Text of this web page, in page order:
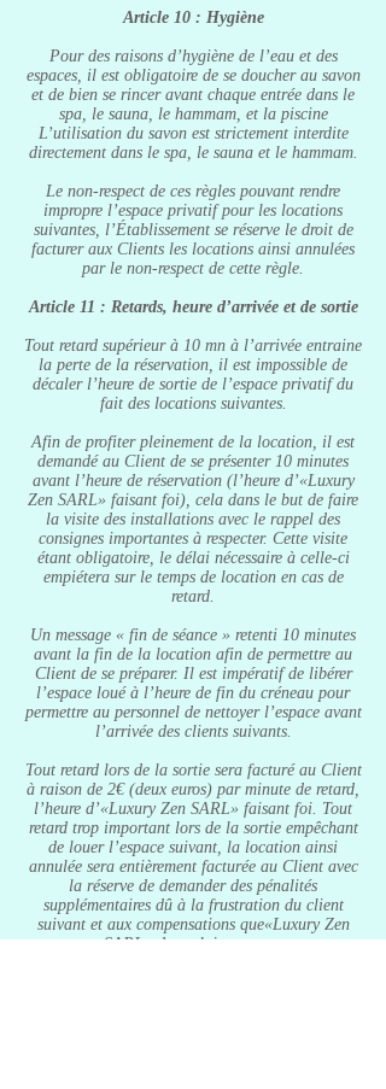
Article 10 : Hygiène
Pour des raisons d’hygiène de l’eau et des
espaces, il est obligatoire de se doucher au savon
et de bien se rincer avant chaque entrée dans le
spa, le sauna, le hammam, et la piscine
L’utilisation du savon est strictement interdite
directement dans le spa, le sauna et le hammam.
Le non-respect de ces règles pouvant rendre
impropre l’espace privatif pour les locations
suivantes, l’Établissement se réserve le droit de
facturer aux Clients les locations ainsi annulées
par le non-respect de cette règle.
Article 11 : Retards, heure d’arrivée et de sortie
Tout retard supérieur à 10 mn à l’arrivée entraine
la perte de la réservation, il est impossible de
décaler l’heure de sortie de l’espace privatif du
fait des locations suivantes.
Afin de profiter pleinement de la location, il est
demandé au Client de se présenter 10 minutes
avant l’heure de réservation (l’heure d’«Luxury
Zen SARL» faisant foi), cela dans le but de faire
la visite des installations avec le rappel des
consignes importantes à respecter. Cette visite
étant obligatoire, le délai nécessaire à celle-ci
empiétera sur le temps de location en cas de
retard.
Un message « fin de séance » retenti 10 minutes
avant la fin de la location afin de permettre au
Client de se préparer. Il est impératif de libérer
l’espace loué à l’heure de fin du créneau pour
permettre au personnel de nettoyer l’espace avant
l’arrivée des clients suivants.
Tout retard lors de la sortie sera facturé au Client
à raison de 2€ (deux euros) par minute de retard,
l’heure d’«Luxury Zen SARL» faisant foi. Tout
retard trop important lors de la sortie empêchant
de louer l’espace suivant, la location ainsi
annulée sera entièrement facturée au Client avec
la réserve de demander des pénalités
supplémentaires dû à la frustration du client
suivant et aux compensations que«Luxury Zen
SARL» devra lui apporter.